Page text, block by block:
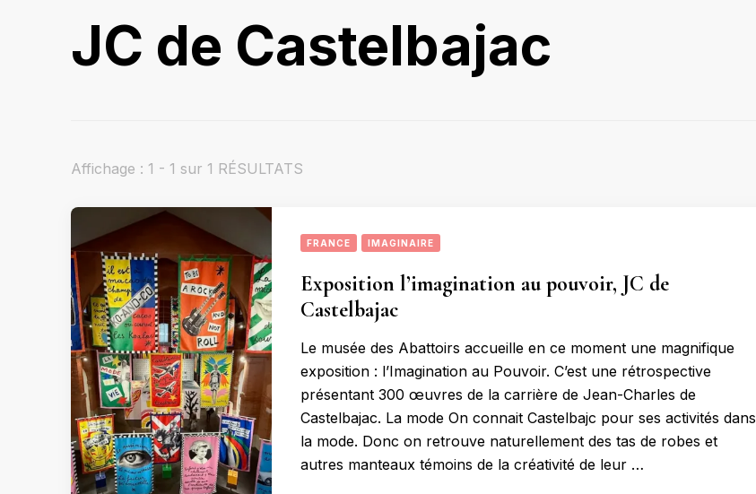
JC de Castelbajac
Affichage : 1 - 1 sur 1 RÉSULTATS
FRANCE IMAGINAIRE
Exposition l’imagination au pouvoir, JC de
Castelbajac
Le musée des Abattoirs accueille en ce moment une magnifique
exposition : l’Imagination au Pouvoir. C’est une rétrospective
présentant 300 œuvres de la carrière de Jean-Charles de
Castelbajac. La mode On connait Castelbajc pour ses activités dans
la mode. Donc on retrouve naturellement des tas de robes et
autres manteaux témoins de la créativité de leur …